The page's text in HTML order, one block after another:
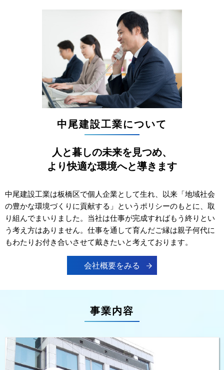
中尾建設工業について
人と暮しの未来を見つめ、
より快適な環境へと導きます
中尾建設工業は板橋区で個人企業として生れ、以来「地域社会
の豊かな環境づくりに貢献する」というポリシーのもとに、取
り組んでまいりました。当社は仕事が完成すればもう終りとい
う考え方はありません。仕事を通して育んだご縁は親子何代に
もわたりお付き合いさせて戴きたいと考えております。
会社概要をみる
事業内容